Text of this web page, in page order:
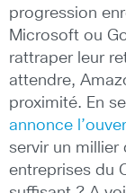
progression
Microsoft ou
rattraper leur
attendre,
proximité. En
annonce
servir un millier
entreprises du